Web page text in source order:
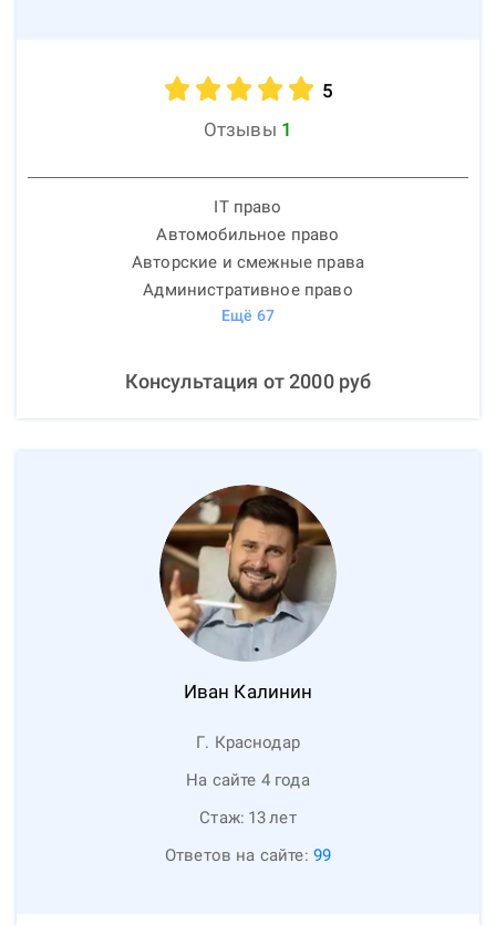
5
Отзывы 1
IT право
Автомобильное право
Авторские и смежные права
Административное право
Ещё 67
Консультация от2000руб
Иван Калинин
Г. Краснодар
На сайте 4 года
Стаж: 13лет
Ответов на сайте: 99